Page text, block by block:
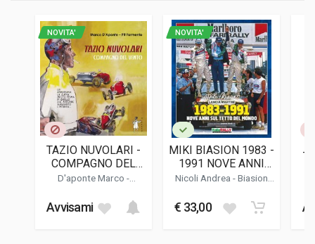
ISBN / EAN
9788833248356
EDITORE
Minerva Edizioni
LINGUA DEL TESTO
Italiano
DATA DI STAMPA
15 x 23 x 2 cm
NOVITA'
TAZIO NUVOLARI -
COMPAGNO DEL
VENTO
D'aponte Marco -
Avvisami
NOVITA'
MIKI BIASION 1983 -
1991 NOVE ANNI
SUL TETTO DEL
Nicoli Andrea -Biasion
€ 33,00